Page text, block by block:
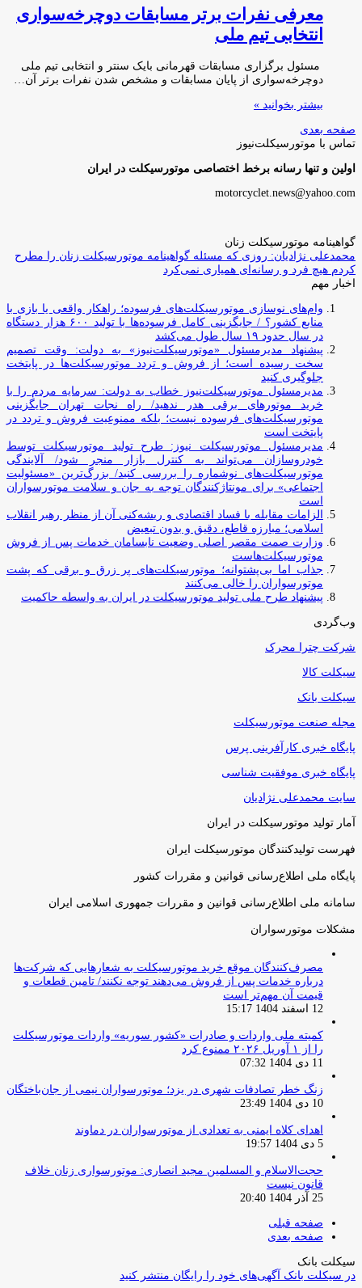
معرفی نفرات برتر مسابقات دوچرخه‌سواری
انتخابی تیم ملی
مسئول برگزاری مسابقات قهرمانی بایک سنتر و انتخابی تیم ملی
دوچرخه‌سواری از پایان مسابقات و مشخص شدن نفرات برتر آن…
بیشتر بخوانید »
صفحه بعدی
تماس با موتورسیکلت‌نیوز
اولین و تنها رسانه برخط اختصاصی موتورسیکلت در ایران
motorcyclet.news@yahoo.com
گواهینامه موتورسیکلت زنان
محمدعلی نژادیان: روزی که مسئله گواهینامه موتورسیکلت زنان را مطرح
کردم هیچ فرد و رسانه‌ای همیاری نمی‌کرد
اخبار مهم
وام‌های نوسازی موتورسیکلت‌های فرسوده؛ راهکار واقعی یا بازی با
منابع کشور؟ / جایگزینی کامل فرسوده‌ها با تولید ۶۰۰ هزار دستگاه
در سال حدود ۱۹ سال طول می‌کشد
پیشنهاد مدیرمسئول «موتورسیکلت‌نیوز» به دولت: وقت تصمیم
سخت رسیده است؛ از فروش و تردد موتورسیکلت‌ها در پایتخت
جلوگیری کنید
مدیرمسئول موتورسیکلت‌نیوز خطاب به دولت: سرمایه مردم را با
خرید موتورهای برقی هدر ندهید/ راه نجات تهران جایگزینی
موتورسیکلت‌های فرسوده نیست؛ بلکه ممنوعیت فروش و تردد در
پایتخت است
مدیرمسئول موتورسیکلت نیوز: طرح تولید موتورسیکلت توسط
خودروسازان می‌تواند به کنترل بازار منجر شود/ آلایندگی
موتورسیکلت‌های نوشماره را بررسی کنید/ بزرگ‌ترین «مسئولیت
اجتماعی» برای مونتاژکنندگان توجه به جان و سلامت موتورسواران
است
الزامات مقابله با فساد اقتصادی و ریشه‌کنی آن از منظر رهبر انقلاب
اسلامی؛ مبارزه قاطع، دقیق و بدون تبعیض
وزارت صمت مقصر اصلی وضعیت نابسامان خدمات پس از فروش
موتورسیکلت‌هاست
جذاب اما بی‌پشتوانه؛ موتورسیکلت‌های پر زرق‌ و برقی که پشت
موتورسواران را خالی می‌کنند
پیشنهاد طرح ملی تولید موتورسیکلت در ایران به واسطه حاکمیت
وب‌گردی
شرکت چترا محرک
سیکلت کالا
سیکلت بانک
مجله صنعت موتورسیکلت
پایگاه خبری کارآفرینی پرس
پایگاه خبری موفقیت شناسی
سایت محمدعلی نژادیان
آمار تولید موتورسیکلت در ایران
فهرست تولیدکنندگان موتورسیکلت ایران
پایگاه ملی اطلاع‌رسانی قوانین و مقررات کشور
سامانه ملی اطلاع‌رسانی قوانین و مقررات جمهوری اسلامی ایران
مشکلات موتورسواران
مصرف‌کنندگان موقع خرید موتورسیکلت به شعارهایی که شرکت‌ها
درباره خدمات پس از فروش می‌دهند توجه نکنند/ تامین قطعات و
قیمت آن مهم‌تر است
12 اسفند 1404 15:17
کمیته ملی واردات و صادرات «کشور سوریه» واردات موتورسیکلت
را از ۱ آوریل ۲۰۲۶ ممنوع کرد
11 دی 1404 07:32
زنگ خطر تصادفات شهری در یزد؛ موتورسواران نیمی از جان‌باختگان
10 دی 1404 23:49
اهدای کلاه ایمنی به تعدادی از موتورسواران در دماوند
5 دی 1404 19:57
حجت‌الاسلام و المسلمین مجید انصاری: موتورسواری زنان خلاف
قانون نیست
25 آذر 1404 20:40
صفحه قبلی
صفحه بعدی
سیکلت بانک
در سیکلت بانک آگهی‌های خود را رایگان منتشر کنید